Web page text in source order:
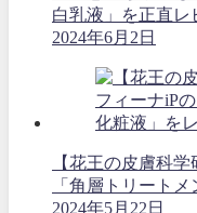
白乳液」を正直レ
2024年6月2日
【花王の皮膚科
「角層トリート
2024年5月22日